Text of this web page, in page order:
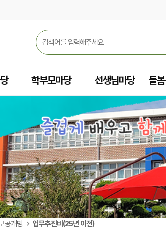
학부모마당 선생님마당 돌
공개방 업무추진비(25년 이전)